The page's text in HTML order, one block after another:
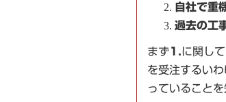
自社で重
過去の工
まず1.に関し
を受注するい
っていること